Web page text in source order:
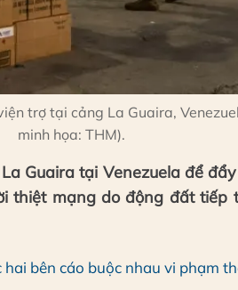
trợ tại cảng La Guaira,
minh họa: THM).
Guaira tại Venezuela để
thiệt mạng do động đất tiếp
bên cáo buộc nhau vi phạm